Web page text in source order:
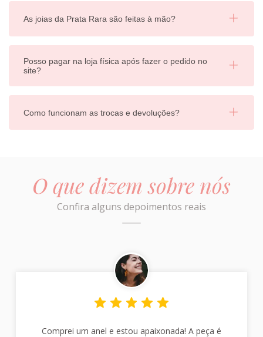
As joias da Prata Rara são feitas à mão?
Posso pagar na loja física após fazer o pedido no
site?
Como funcionam as trocas e devoluções?
O que dizem sobre nós
Confira alguns depoimentos reais
Comprei um anel e estou apaixonada! A peça é